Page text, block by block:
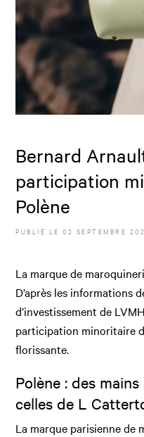
Bernard
participation
Polène
PUBLIÉ LE02 SEPTEMBRE
La marque de
D’après les informations
d’investissement de
participation minoritaire
florissante.
Polène : des
celles de L
La marque parisienne de